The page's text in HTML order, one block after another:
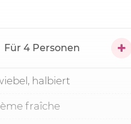
Für 4 Personen
halbiert
fraîche